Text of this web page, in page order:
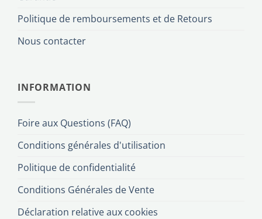
Politique de remboursements et de Retours
Nous contacter
INFORMATION
Foire aux Questions (FAQ)
Conditions générales d'utilisation
Politique de confidentialité
Conditions Générales de Vente
Déclaration relative aux cookies